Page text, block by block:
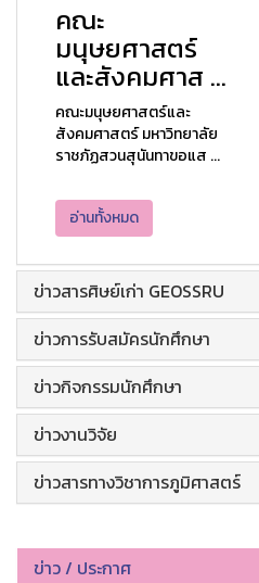
คณะ
มนุษยศาสตร์
และสังคมศาส ...
คณะมนุษยศาสตร์และ
สังคมศาสตร์ มหาวิทยาลัย
ราชภัฏสวนสุนันทาขอแส ...
อ่านทั้งหมด
ข่าวสารศิษย์เก่า GEOSSRU
ข่าวการรับสมัครนักศึกษา
ข่าวกิจกรรมนักศึกษา
ข่าวงานวิจัย
ข่าวสารทางวิชาการภูมิศาสตร์
ข่าว / ประกาศ